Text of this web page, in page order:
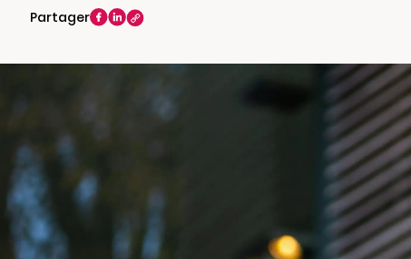
Partager